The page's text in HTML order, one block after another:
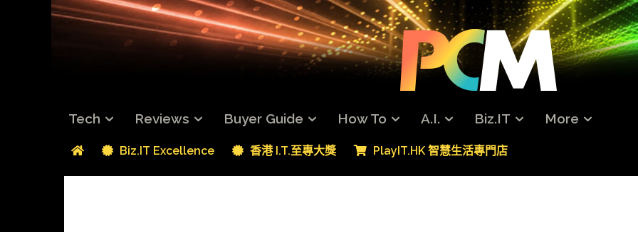
Tech Reviews Buyer Guide How To A.I. Biz.IT More
Biz.IT Excellence 香港 I.T.至專大獎 PlayIT.HK 智慧生活專門店